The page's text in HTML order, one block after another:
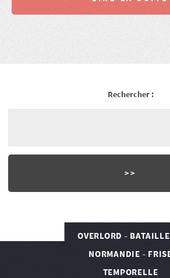
Rechercher :
OVERLORD -
NORMANDIE -
TEMPORELLE